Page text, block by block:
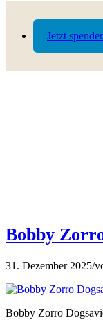
Jetzt
Bobby
31. Dezember 2025/
Bobby Zorro